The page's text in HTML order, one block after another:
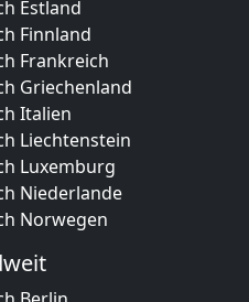
Estland
Finnland
Frankreich
Griechenland
Italien
Liechtenstein
Luxemburg
Niederlande
Norwegen